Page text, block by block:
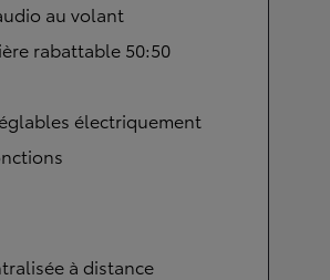
au volant
rabattable 50:50
électriquement
à distance